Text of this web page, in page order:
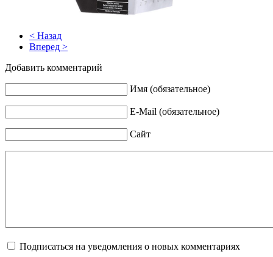
< Назад
Вперед >
Добавить комментарий
Имя (обязательное)
E-Mail (обязательное)
Сайт
Подписаться на уведомления о новых комментариях